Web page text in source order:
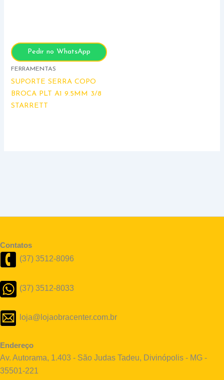
Pedir no WhatsApp
FERRAMENTAS
SUPORTE SERRA COPO
BROCA PLT A1 9.5MM 3/8
STARRETT
Contatos
(37) 3512-8096
(37) 3512-8033
loja@lojaobracenter.com.br
Endereço
Av. Autorama, 1.403 - São Judas Tadeu, Divinópolis - MG -
35501-221